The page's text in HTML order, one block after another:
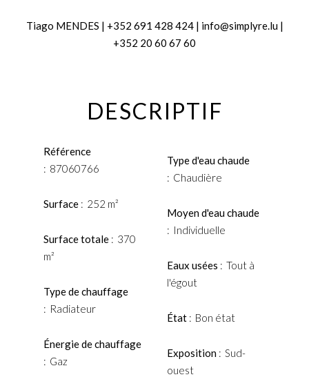
Tiago MENDES | +352 691 428 424 | info@simplyre.lu |
+352 20 60 67 60
DESCRIPTIF
Référence
87060766
Surface 252 m²
Surface totale
370
m²
Type de chauffage
Radiateur
Énergie de chauffage
Gaz
Type d'eau chaude
Chaudière
Moyen d'eau chaude
Individuelle
Eaux usées
Tout à
l'égout
État Bon état
Exposition
Sud-
ouest